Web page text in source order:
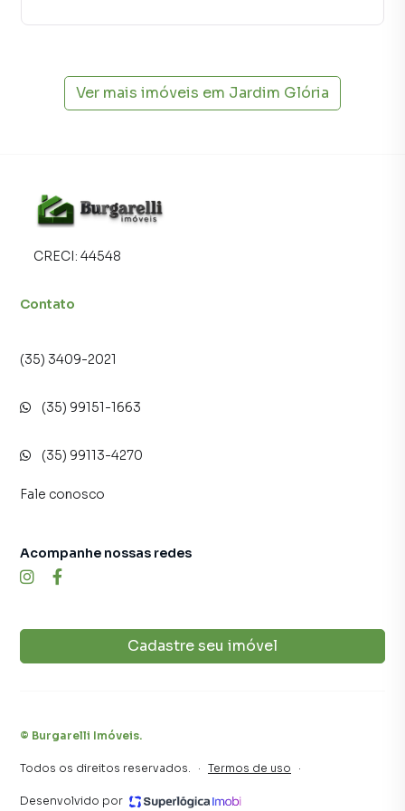
imóvel mais rápido. Contamos também com um time de
inquilinos.Ver mais imóveis em Jardim Glória
CRECI: 44548
Contato
(35) 3409-2021
(35) 99151-1663
(35) 99113-4270
Fale conosco
Cadastre seu imóvel
Acompanhe nossas redes
© Burgarelli Imóveis.
Todos os direitos reservados. · Termos de uso ·
Desenvolvido por